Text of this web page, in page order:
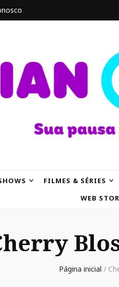
FILMES & SÉRIES
WEB
Página inicial /